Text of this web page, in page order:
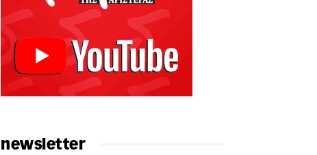
newsletter